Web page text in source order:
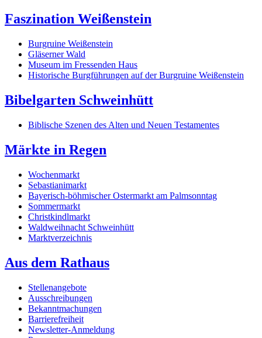
Faszination Weißenstein
Burgruine Weißenstein
Gläserner Wald
Museum im Fressenden Haus
Historische Burgführungen auf der Burgruine Weißenstein
Bibelgarten Schweinhütt
Biblische Szenen des Alten und Neuen Testamentes
Märkte in Regen
Wochenmarkt
Sebastianimarkt
Bayerisch-böhmischer Ostermarkt am Palmsonntag
Sommermarkt
Christkindlmarkt
Waldweihnacht Schweinhütt
Marktverzeichnis
Aus dem Rathaus
Stellenangebote
Ausschreibungen
Bekanntmachungen
Barrierefreiheit
Newsletter-Anmeldung